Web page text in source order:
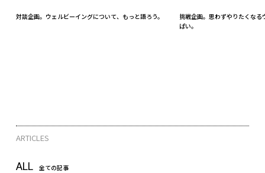
対談企画。ウェルビーイングについて、もっと語ろう。
挑戦企画。思わずやりたくなる
ぱい。
ARTICLES
ALL 全ての記事